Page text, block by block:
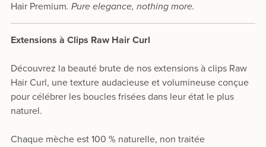
Hair Premium. Pure elegance, nothing more.
Extensions à Clips Raw Hair Curl
Découvrez la beauté brute de nos extensions à clips Raw
Hair Curl, une texture audacieuse et volumineuse conçue
pour célébrer les boucles frisées dans leur état le plus
naturel.
Chaque mèche est 100 % naturelle, non traitée